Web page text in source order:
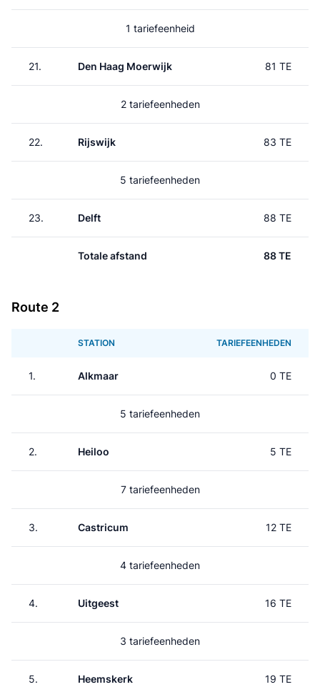
1 tariefeenheid
21. Den Haag Moerwijk 81 TE
2 tariefeenheden
22. Rijswijk 83 TE
5 tariefeenheden
23. Delft 88 TE
Totale afstand 88 TE
Route 2
STATION TARIEFEENHEDEN
1. Alkmaar 0 TE
5 tariefeenheden
2. Heiloo 5 TE
7 tariefeenheden
3. Castricum 12 TE
4 tariefeenheden
4. Uitgeest 16 TE
3 tariefeenheden
5. Heemskerk 19 TE